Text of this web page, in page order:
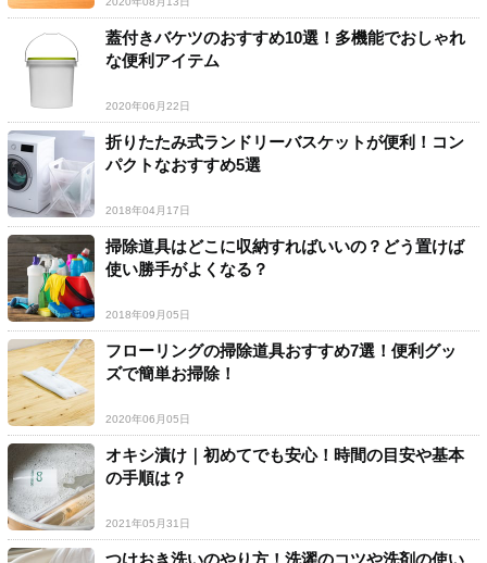
蓋付きバケツのおすすめ10選！多機能でおしゃれ
な便利アイテム
2020年06月22日
折りたたみ式ランドリーバスケットが便利！コン
パクトなおすすめ5選
2018年04月17日
掃除道具はどこに収納すればいいの？どう置けば
使い勝手がよくなる？
2018年09月05日
フローリングの掃除道具おすすめ7選！便利グッ
ズで簡単お掃除！
2020年06月05日
オキシ漬け｜初めてでも安心！時間の目安や基本
の手順は？
2021年05月31日
つけおき洗いのやり方！洗濯のコツや洗剤の使い